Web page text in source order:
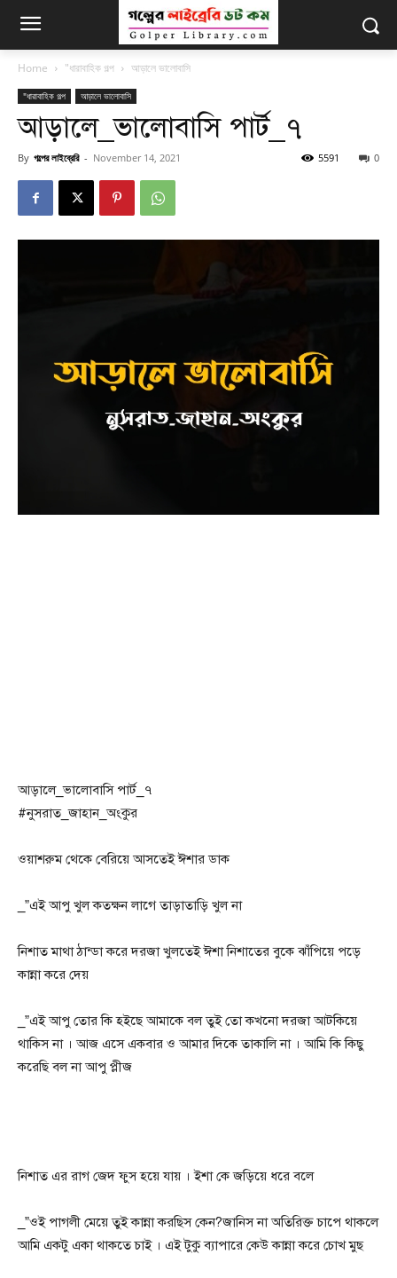
Home "ধারাবাহিক গল্প আড়ালে ভালোবাসি
"ধারাবাহিক গল্প আড়ালে ভালোবাসি
আড়ালে_ভালোবাসি পার্ট_৭
By গল্পের লাইব্রেরি - November 14, 2021 0
5591
আড়ালে_ভালোবাসি পার্ট_৭
#নুসরাত_জাহান_অংকুর
ওয়াশরুম থেকে বেরিয়ে আসতেই ঈশার ডাক
_”এই আপু খুল কতক্ষন লাগে তাড়াতাড়ি খুল না
নিশাত মাথা ঠান্ডা করে দরজা খুলতেই ঈশা নিশাতের বুকে ঝাঁপিয়ে পড়ে
কান্না করে দেয়
_”এই আপু তোর কি হইছে আমাকে বল তুই তো কখনো দরজা আটকিয়ে
থাকিস না । আজ এসে একবার ও আমার দিকে তাকালি না । আমি কি কিছু
করেছি বল না আপু প্লীজ
নিশাত এর রাগ জেদ ফুস হয়ে যায় । ইশা কে জড়িয়ে ধরে বলে
_”ওই পাগলী মেয়ে তুই কান্না করছিস কেন?জানিস না অতিরিক্ত চাপে থাকলে
আমি একটু একা থাকতে চাই । এই টুকু ব্যাপারে কেউ কান্না করে চোখ মুছ